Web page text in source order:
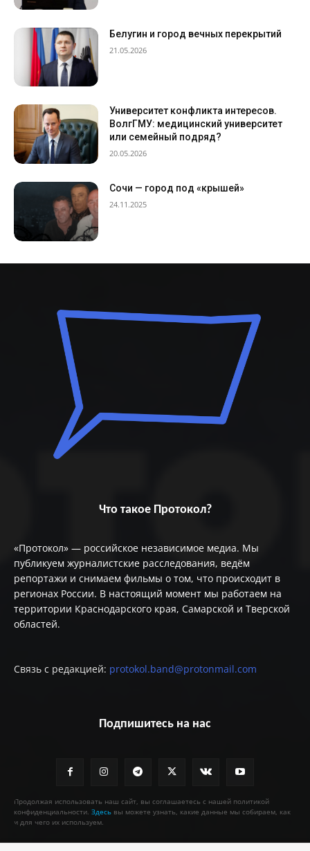
Белугин и город вечных перекрытий
21.05.2026
Университет конфликта интересов.
ВолгГМУ: медицинский университет
или семейный подряд?
20.05.2026
Сочи — город под «крышей»
24.11.2025
Что такое Протокол?
«Протокол» — российское независимое медиа. Мы
публикуем журналистские расследования, ведём
репортажи и снимаем фильмы о том, что происходит в
регионах России. В настоящий момент мы работаем на
территории Краснодарского края, Самарской и Тверской
областей.
Связь с редакцией: protokol.band@protonmail.com
Подпишитесь на нас
Продолжая использовать наш сайт, вы соглашаетесь с нашей политикой
конфиденциальности. Здесь вы можете узнать, какие данные мы собираем, как
и для чего их используем.